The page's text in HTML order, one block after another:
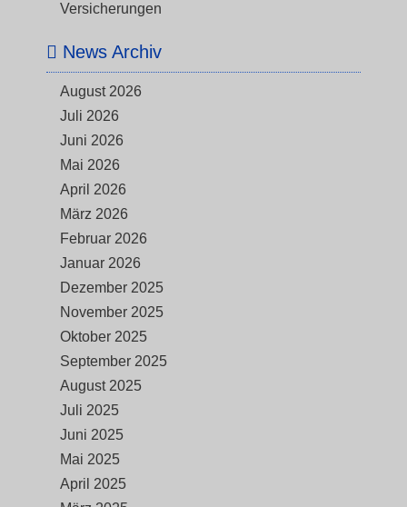
Versicherungen
News Archiv
August 2026
Juli 2026
Juni 2026
Mai 2026
April 2026
März 2026
Februar 2026
Januar 2026
Dezember 2025
November 2025
Oktober 2025
September 2025
August 2025
Juli 2025
Juni 2025
Mai 2025
April 2025